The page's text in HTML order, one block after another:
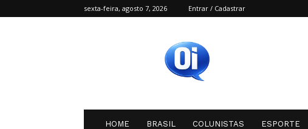
sexta-feira, agosto 7, 2026 Entrar / Cadastrar
HOME BRASIL COLUNISTAS ESPORTE